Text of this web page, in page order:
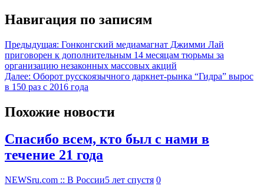
Навигация по записям
Предыдущая: Гонконгский медиамагнат Джимми Лай
приговорен к дополнительным 14 месяцам тюрьмы за
организацию незаконных массовых акций
Далее: Оборот русскоязычного даркнет-рынка “Гидра” вырос
в 150 раз с 2016 года
Похожие новости
Спасибо всем, кто был с нами в
течение 21 года
NEWSru.com :: В России5 лет спустя 0